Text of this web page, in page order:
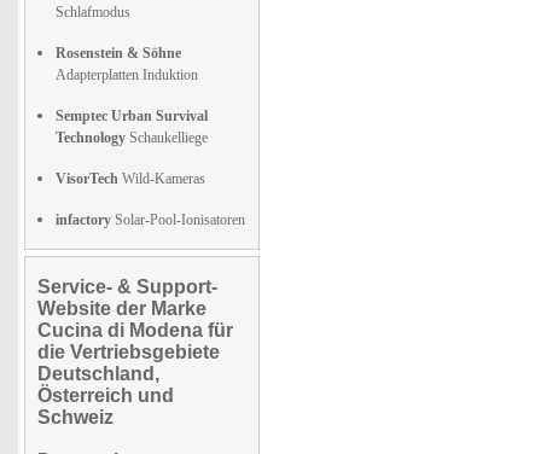
Schlafmodus
Rosenstein & Söhne
Adapterplatten Induktion
Semptec Urban Survival
Technology Schaukelliege
VisorTech Wild-Kameras
infactory Solar-Pool-Ionisatoren
Service- & Support-
Website der Marke
Cucina di Modena für
die Vertriebsgebiete
Deutschland,
Österreich und
Schweiz